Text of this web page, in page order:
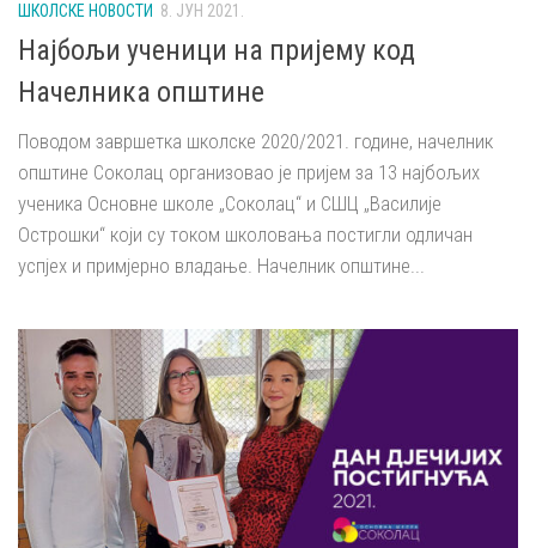
ШКОЛСКЕ НОВОСТИ 8. ЈУН 2021.
Најбољи ученици на пријему код
Начелника општине
Поводом завршетка школске 2020/2021. године, начелник
општине Соколац организовао је пријем за 13 најбољих
ученика Основне школе „Соколац“ и СШЦ „Василије
Острошки“ који су током школовања постигли одличан
успјех и примјерно владање. Начелник општине...